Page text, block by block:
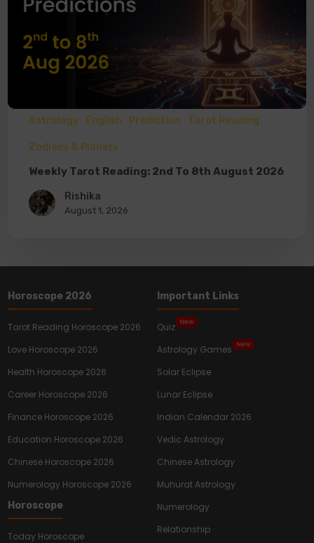
Astrology English Prediction Tarot Reading
Zodiacs & Planets
Weekly Tarot Reading: 2nd To 8th August 2026
Rishika
August 1, 2026
Horoscope 2026
Tarot Reading Horoscope 2026
Love Horoscope 2026
Health Horoscope 2026
Career Horoscope 2026
Finance Horoscope 2026
Education Horoscope 2026
Chinese Horoscope 2026
Numerology Horoscope 2026
Horoscope
Today Horoscope
Important Links
Quiz New
Astrology Games New
Solar Eclipse
Lunar Eclipse
Indian Calendar 2026
Vedic Astrology
Chinese Astrology
Muhurat Astrology
Numerology
Relationship